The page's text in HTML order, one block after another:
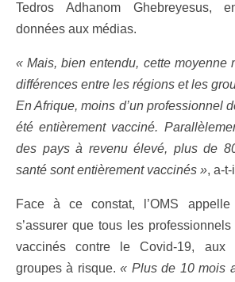
Tedros Adhanom Ghebreyesus,
données aux médias.
« Mais, bien entendu, cette moyenne
différences entre les régions et les
En Afrique, moins d’un professionnel
été entièrement vacciné.
des pays à revenu élevé, plus de
santé sont entièrement vaccinés », a-
Face à ce constat, l’OMS
s’assurer que tous les
vaccinés contre le Covid-19, aux
groupes à risque.« Plus de 10 mois